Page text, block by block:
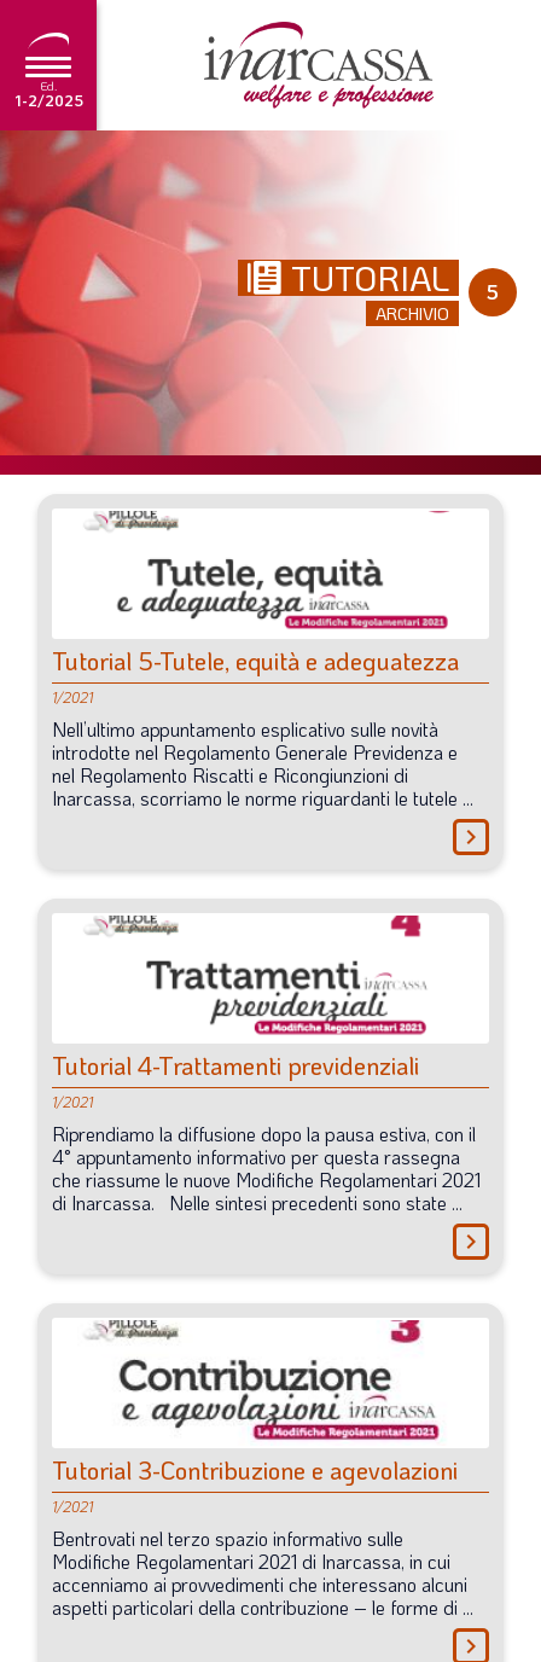
Ed.
1-2/2025
NEWS
EDITORIALE
TUTORIAL
SCADENZARIO
ARCHIVIO
Ultima edizione
1-2/2025
EDITORIALE
PREVIDENZA
FOCUS
PROFESSIONE
TERZA PAGINA
LE FOTO DEL FIL ROUGE
SCENARIO ECONOMICO
SPAZIO APERTO
GOVERNANCE
ASSOCIAZIONI
LA VIGNETTA DI EVASIO
SPECIALE
CAMBIA NUMERO expand_more
TUTORIAL
ARCHIVIO
5
Tutorial 5-Tutele, equità e adeguatezza
1/2021
Nell’ultimo appuntamento esplicativo sulle novità
introdotte nel Regolamento Generale Previdenza e
nel Regolamento Riscatti e Ricongiunzioni di
Inarcassa, scorriamo le norme riguardanti le tutele ...
chevron_right
Tutorial 4-Trattamenti previdenziali
1/2021
Riprendiamo la diffusione dopo la pausa estiva, con il
4° appuntamento informativo per questa rassegna
che riassume le nuove Modifiche Regolamentari 2021
di Inarcassa. Nelle sintesi precedenti sono state ...
chevron_right
Tutorial 3-Contribuzione e agevolazioni
1/2021
Bentrovati nel terzo spazio informativo sulle
Modifiche Regolamentari 2021 di Inarcassa, in cui
accenniamo ai provvedimenti che interessano alcuni
aspetti particolari della contribuzione – le forme di ...
chevron_right